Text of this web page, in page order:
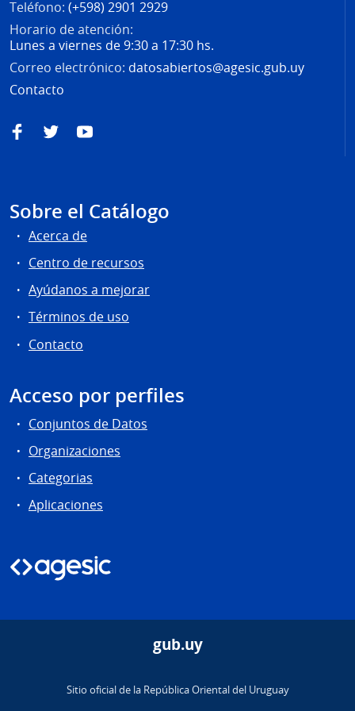
Teléfono: (+598) 2901 2929
Horario de atención:
Lunes a viernes de 9:30 a 17:30 hs.
Correo electrónico: datosabiertos@agesic.gub.uy
Contacto
FacebookTwitterYouTube
Sobre el Catálogo
Acerca de
Centro de recursos
Ayúdanos a mejorar
Términos de uso
Contacto
Acceso por perfiles
Conjuntos de Datos
Organizaciones
Categorias
Aplicaciones
gub.uy
Sitio oficial de la República Oriental del Uruguay